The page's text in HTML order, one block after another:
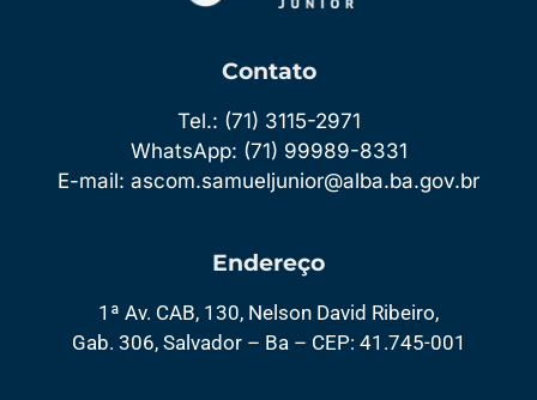
Contato
Tel.: (71) 3115-2971
WhatsApp: (71) 99989-8331
E-mail: ascom.samueljunior@alba.ba.gov.br
Endereço
1ª Av. CAB, 130, Nelson David Ribeiro,
Gab. 306, Salvador – Ba – CEP: 41.745-001